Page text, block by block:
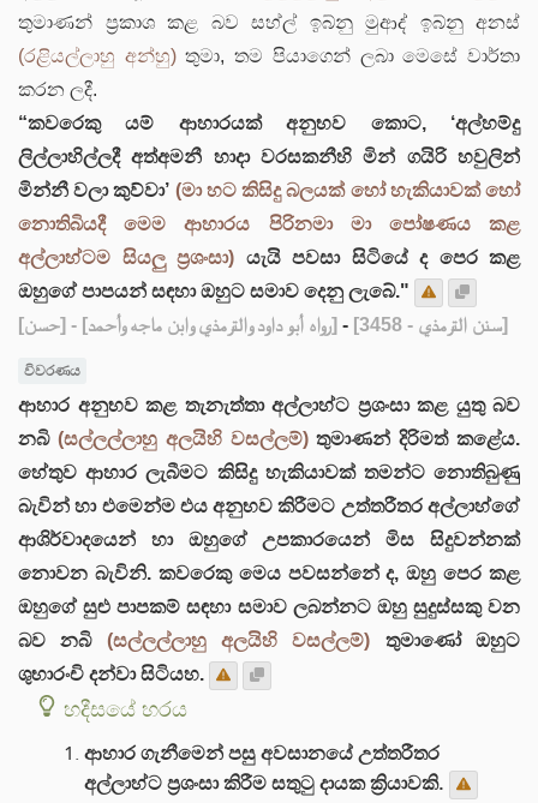
තුමාණන් ප්‍රකාශ කළ බව සහ්ල් ඉබ්නු මුආද් ඉබ්නු අනස්
(රළියල්ලාහු අන්හු)තුමා, තම පියාගෙන් ලබා මෙසේ වාර්තා
කරන ලදී.
“කවරෙකු යම් ආහාරයක් අනුභව කොට, ‘අල්හම්දු
ලිල්ලාහිල්ලදී අත්අමනී හාදා වරසකනීහි මින් ගයිරි හවුලින්
මින්නී වලා කුව්වා’ (මා හට කිසිදු බලයක් හෝ හැකියාවක් හෝ
නොතිබියදී මෙම ආහාරය පිරිනමා මා පෝෂණය කළ
අල්ලාහ්ටම සියලු ප්‍රශංසා) යැයි පවසා සිටියේ ද පෙර කළ
ඔහුගේ පාපයන් සඳහා ඔහුට සමාව දෙනු ලැබේ."
[حسن]
- [رواه أبو داود والترمذي وابن ماجه وأحمد] - [سنن الترمذي - 3458]
විවරණය
ආහාර අනුභව කළ තැනැත්තා අල්ලාහ්ට ප්‍රශංසා කළ යුතු බව
නබි (සල්ලල්ලාහු අලයිහි වසල්ලම්)තුමාණන් දිරිමත් කළේය.
හේතුව ආහාර ලැබීමට කිසිදු හැකියාවක් තමන්ට නොතිබුණු
බැවින් හා එමෙන්ම එය අනුභව කිරීමට උත්තරීතර අල්ලාහ්ගේ
ආශිර්වාදයෙන් හා ඔහුගේ උපකාරයෙන් මිස සිදුවන්නක්
නොවන බැවිනි. කවරෙකු මෙය පවසන්නේ ද, ඔහු පෙර කළ
ඔහුගේ සුළු පාපකම් සඳහා සමාව ලබන්නට ඔහු සුදුස්සකු වන
බව නබි (සල්ලල්ලාහු අලයිහි වසල්ලම්) තුමාණෝ ඔහුට
ශුභාරංචි දන්වා සිටියහ.
හදීසයේ හරය
ආහාර ගැනීමෙන් පසු අවසානයේ උත්තරීතර
අල්ලාහ්ට ප්‍රශංසා කිරීම සතුටු දායක ක්‍රියාවකි.